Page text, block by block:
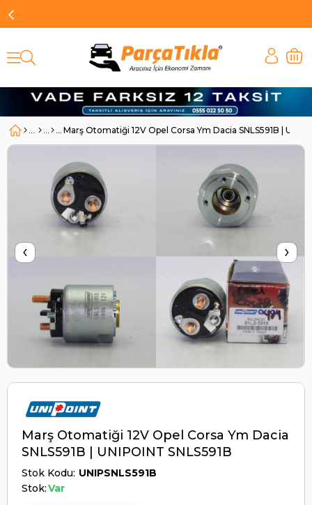
Marş Otomatiği 12V Opel Corsa Ym Dacia SNLS591B |
‹ ›
Marş Otomatiği 12V Opel Corsa Ym Dacia
SNLS591B | UNIPOINT SNLS591B
Stok Kodu UNIPSNLS591B
Stok:Var